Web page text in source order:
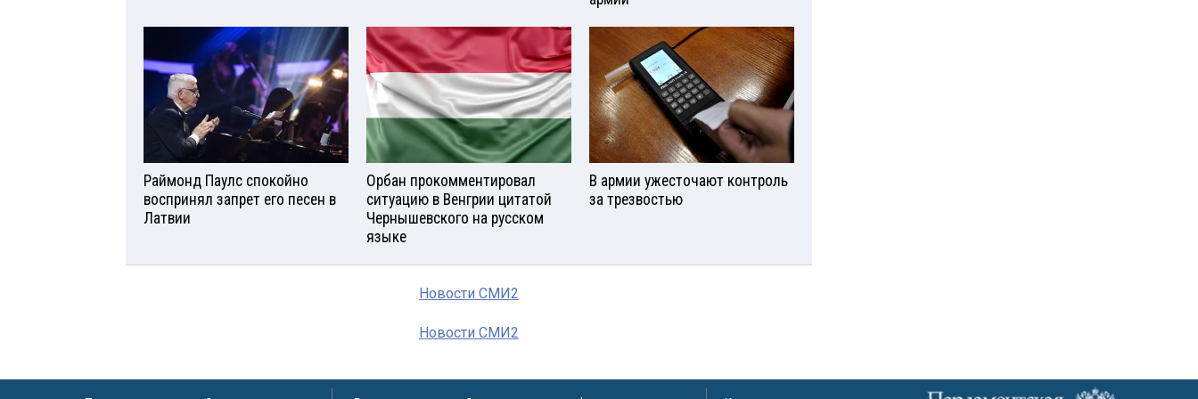
Раймонд Паулс спокойно
воспринял запрет его песен в
Латвии
Орбан прокомментировал
ситуацию в Венгрии цитатой
Чернышевского на русском
языке
В армии ужесточают контроль
за трезвостью
Новости СМИ2
Новости СМИ2